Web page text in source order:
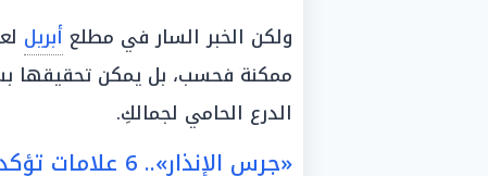
ولكن الخبر السار في مطلعأبريل لعام
ممكنة فحسب، بل يمكن تحقيقها
الدرع الحامي لجمالكِ.
«جرس الإنذار».. 6 علامات تؤكد أن بشرتكِ في خطر